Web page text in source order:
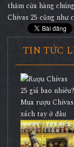
thăm cửa hàng
Chivas 25 cũng như
TIN TỨC